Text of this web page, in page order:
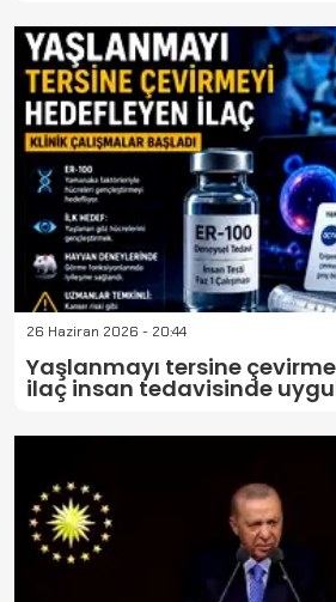
26 Haziran 2026 - 20:44
Yaşlanmayı tersine
ilaç insan tedavisinde